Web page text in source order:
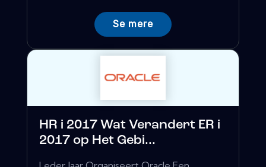
Se mere
HR i 2017 Wat Verandert ER i
2017 op Het Gebi...